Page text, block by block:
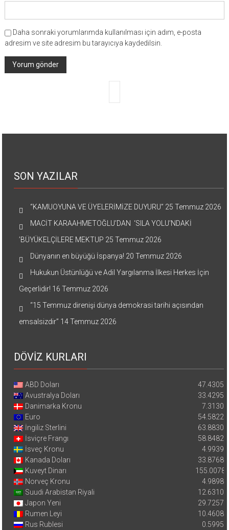
Daha sonraki yorumlarımda kullanılması için adım, e-posta
adresim ve site adresim bu tarayıcıya kaydedilsin.
SON YAZILAR
“KAMUOYUNA VE ÜYELERİMİZE DUYURU” 25 Temmuz 2026
MACİT KARAAHMETOĞLU’DAN ‘SILA YOLU’NDAKİ
’BÜYÜKELÇİLERE MEKTUP 25 Temmuz 2026
Dünyanın en büyüğü İspanya! 20 Temmuz 2026
Hukukun Üstünlüğü ve Adil Yargılanma İlkesi Herkes İçin
Geçerlidir! 16 Temmuz 2026
“15 Temmuz direnişi dünya demokrasi tarihi açısından
emsalsizdir” 14 Temmuz 2026
DÖVİZ KURLARI
ABD Doları
47.4305
Avustralya Doları
33.4295
Danimarka Kronu
7.3130
Euro
54.5822
İngiliz Sterlini
63.8830
İsviçre Frangı
58.8482
İsveç Kronu
4.9939
Kanada Doları
33.8768
Kuveyt Dinarı
155.0078
Norveç Kronu
4.9898
Suudi Arabistan Riyali
12.6310
Japon Yeni
29.7257
Rumen Leyi
10.4608
Rus Rublesi
0.5995